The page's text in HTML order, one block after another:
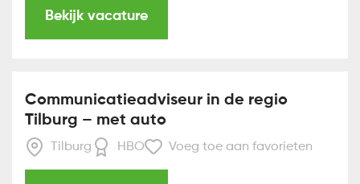
Bekijk vacature
Communicatieadviseur in de regio
Tilburg – met auto
Tilburg HBO Voeg toe aan favorieten